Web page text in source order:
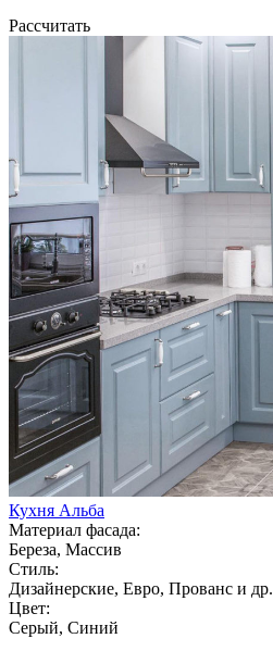
Рассчитать
Кухня Альба
Материал фасада:
Береза, Массив
Стиль:
Дизайнерские, Евро, Прованс и др.
Цвет:
Серый, Синий